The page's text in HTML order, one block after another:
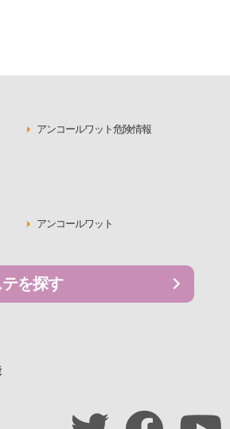
アンコールワット危険情報
アンコールワット
を探す